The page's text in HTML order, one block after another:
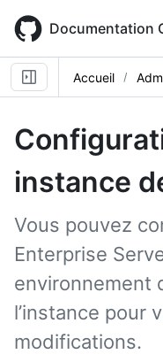
main
content
Documentation
Accueil
instance
Vous pouvez
Enterprise
environnement
l’instance pour
modifications.